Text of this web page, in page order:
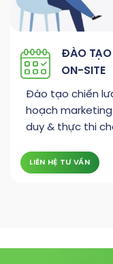
ĐÀO TẠO
ON-SITE
Đào tạo chiến
hoạch
duy & thực thi
LIÊN HỆ TƯ VẤN